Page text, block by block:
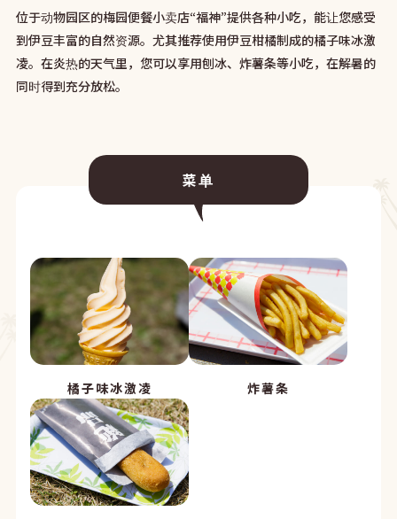
位于动物园区的梅园便餐小卖店“福神”提供各种小吃，能让您感受
到伊豆丰富的自然资源。尤其推荐使用伊豆柑橘制成的橘子味冰激
凌。在炎热的天气里，您可以享用刨冰、炸薯条等小吃，在解暑的
同时得到充分放松。
菜单
橘子味冰激凌 炸薯条